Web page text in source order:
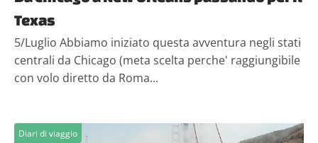
Texas
5/Luglio Abbiamo iniziato questa avventura negli stati
centrali da Chicago (meta scelta perche' raggiungibile
con volo diretto da Roma...
Diari di viaggio